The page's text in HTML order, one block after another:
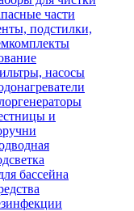
части
подстилки,
насосы
и
бассейна